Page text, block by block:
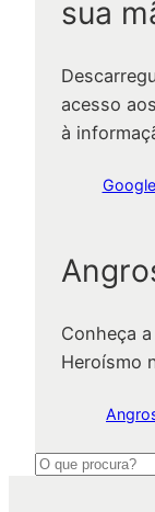
sua
acesso
à
Conheça
Heroísmo
P